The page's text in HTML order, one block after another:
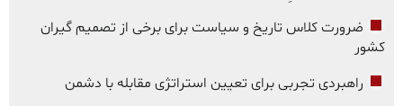
ضرورت کلاس تاریخ و سیاست برای برخی از تصمیم گیران
کشور
راهبردی تجربی برای تعیین استراتژی مقابله با دشمن